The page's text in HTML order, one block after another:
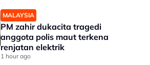
MALAYSIA
PM zahir dukacita tragedi
anggota polis maut terkena
renjatan elektrik
1 hour ago